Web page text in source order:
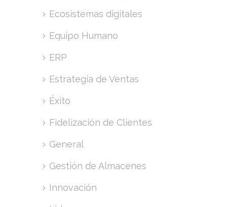
Ecosistemas digitales
Equipo Humano
ERP
Estrategia de Ventas
Éxito
Fidelización de Clientes
General
Gestión de Almacenes
Innovación